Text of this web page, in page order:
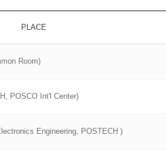
PLACE
Room)
POSCO Int'l Center)
Engineering, POSTECH )